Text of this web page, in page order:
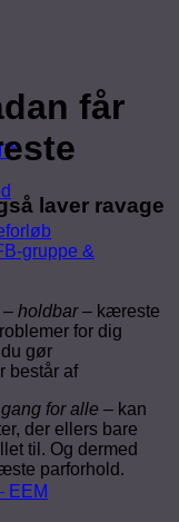
gruppe &
EEM
får
laver ravage
– holdbar– kæreste
for dig
gør
består af
for alle – kan
der ellers bare
til. Og dermed
parforhold.